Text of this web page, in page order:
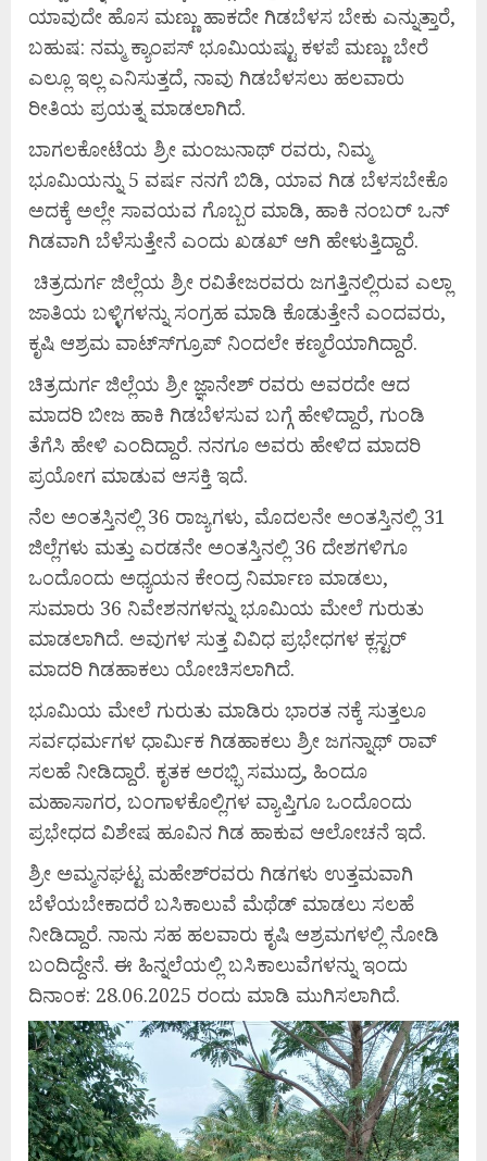
ಯಾವುದೇ ಹೊಸ ಮಣ್ಣು ಹಾಕದೇ ಗಿಡಬೆಳಸ ಬೇಕು ಎನ್ನುತ್ತಾರೆ,
ಬಹುಷ: ನಮ್ಮ ಕ್ಯಾಂಪಸ್ ಭೂಮಿಯಷ್ಟು ಕಳಪೆ ಮಣ್ಣು ಬೇರೆ
ಎಲ್ಲೂ ಇಲ್ಲ ಎನಿಸುತ್ತದೆ, ನಾವು ಗಿಡಬೆಳಸಲು ಹಲವಾರು
ರೀತಿಯ ಪ್ರಯತ್ನ ಮಾಡಲಾಗಿದೆ.
ಬಾಗಲಕೋಟೆಯ ಶ್ರೀ ಮಂಜುನಾಥ್ ರವರು, ನಿಮ್ಮ
ಭೂಮಿಯನ್ನು 5 ವರ್ಷ ನನಗೆ ಬಿಡಿ, ಯಾವ ಗಿಡ ಬೆಳಸಬೇಕೊ
ಅದಕ್ಕೆ ಅಲ್ಲೇ ಸಾವಯವ ಗೊಬ್ಬರ ಮಾಡಿ, ಹಾಕಿ ನಂಬರ್ ಒನ್
ಗಿಡವಾಗಿ ಬೆಳೆಸುತ್ತೇನೆ ಎಂದು ಖಡಖ್ ಆಗಿ ಹೇಳುತ್ತಿದ್ದಾರೆ.
ಚಿತ್ರದುರ್ಗ ಜಿಲ್ಲೆಯ ಶ್ರೀ ರವಿತೇಜರವರು ಜಗತ್ತಿನಲ್ಲಿರುವ ಎಲ್ಲಾ
ಜಾತಿಯ ಬಳ್ಳಿಗಳನ್ನು ಸಂಗ್ರಹ ಮಾಡಿ ಕೊಡುತ್ತೇನೆ ಎಂದವರು,
ಕೃಷಿ ಆಶ್ರಮ ವಾಟ್ಸ್‍ಗ್ರೂಪ್ ನಿಂದಲೇ ಕಣ್ಮರೆಯಾಗಿದ್ದಾರೆ.
ಚಿತ್ರದುರ್ಗ ಜಿಲ್ಲೆಯ ಶ್ರೀ ಜ್ಞಾನೇಶ್ ರವರು ಅವರದೇ ಆದ
ಮಾದರಿ ಬೀಜ ಹಾಕಿ ಗಿಡಬೆಳಸುವ ಬಗ್ಗೆ ಹೇಳಿದ್ದಾರೆ, ಗುಂಡಿ
ತೆಗೆಸಿ ಹೇಳಿ ಎಂದಿದ್ದಾರೆ. ನನಗೂ ಅವರು ಹೇಳಿದ ಮಾದರಿ
ಪ್ರಯೋಗ ಮಾಡುವ ಆಸಕ್ತಿ ಇದೆ.
ನೆಲ ಅಂತಸ್ತಿನಲ್ಲಿ 36 ರಾಜ್ಯಗಳು, ಮೊದಲನೇ ಅಂತಸ್ತಿನಲ್ಲಿ 31
ಜಿಲ್ಲೆಗಳು ಮತ್ತು ಎರಡನೇ ಅಂತಸ್ತಿನಲ್ಲಿ 36 ದೇಶಗಳಿಗೂ
ಒಂದೊಂದು ಅಧ್ಯಯನ ಕೇಂದ್ರ ನಿರ್ಮಾಣ ಮಾಡಲು,
ಸುಮಾರು 36 ನಿವೇಶನಗಳನ್ನು ಭೂಮಿಯ ಮೇಲೆ ಗುರುತು
ಮಾಡಲಾಗಿದೆ. ಅವುಗಳ ಸುತ್ತ ವಿವಿಧ ಪ್ರಭೇಧಗಳ ಕ್ಲಸ್ಟರ್
ಮಾದರಿ ಗಿಡಹಾಕಲು ಯೋಚಿಸಲಾಗಿದೆ.
ಭೂಮಿಯ ಮೇಲೆ ಗುರುತು ಮಾಡಿರು ಭಾರತ ನಕ್ಕೆ ಸುತ್ತಲೂ
ಸರ್ವಧರ್ಮಗಳ ಧಾರ್ಮಿಕ ಗಿಡಹಾಕಲು ಶ್ರೀ ಜಗನ್ನಾಥ್ ರಾವ್
ಸಲಹೆ ನೀಡಿದ್ದಾರೆ. ಕೃತಕ ಅರಭ್ಭಿ ಸಮುದ್ರ, ಹಿಂದೂ
ಮಹಾಸಾಗರ, ಬಂಗಾಳಕೊಲ್ಲಿಗಳ ವ್ಯಾಪ್ತಿಗೂ ಒಂದೊಂದು
ಪ್ರಭೇಧದ ವಿಶೇಷ ಹೂವಿನ ಗಿಡ ಹಾಕುವ ಆಲೋಚನೆ ಇದೆ.
ಶ್ರೀ ಅಮ್ಮನಘಟ್ಟ ಮಹೇಶ್‍ರವರು ಗಿಡಗಳು ಉತ್ತಮವಾಗಿ
ಬೆಳೆಯಬೇಕಾದರೆ ಬಸಿಕಾಲುವೆ ಮೆಥೆಡ್ ಮಾಡಲು ಸಲಹೆ
ನೀಡಿದ್ದಾರೆ. ನಾನು ಸಹ ಹಲವಾರು ಕೃಷಿ ಆಶ್ರಮಗಳಲ್ಲಿ ನೋಡಿ
ಬಂದಿದ್ದೇನೆ. ಈ ಹಿನ್ನಲೆಯಲ್ಲಿ ಬಸಿಕಾಲುವೆಗಳನ್ನು ಇಂದು
ದಿನಾಂಕ: 28.06.2025 ರಂದು ಮಾಡಿ ಮುಗಿಸಲಾಗಿದೆ.